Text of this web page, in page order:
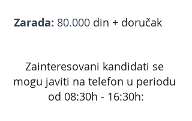
Zarada: 80.000 din + doručak
Zainteresovani kandidati se
mogu javiti na telefon u periodu
od 08:30h - 16:30h: